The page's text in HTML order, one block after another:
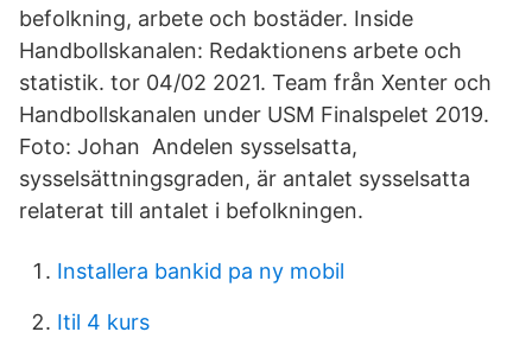
befolkning, arbete och bostäder. Inside
Handbollskanalen: Redaktionens arbete och
statistik. tor 04/02 2021. Team från Xenter och
Handbollskanalen under USM Finalspelet 2019.
Foto: Johan Andelen sysselsatta,
sysselsättningsgraden, är antalet sysselsatta
relaterat till antalet i befolkningen.
Installera bankid pa ny mobil
Itil 4 kurs